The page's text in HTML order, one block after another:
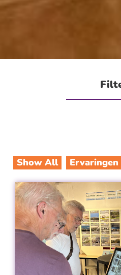
Show All Ervaringen